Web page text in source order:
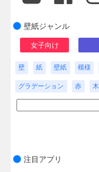
壁紙ジャンル
女子向け
壁 紙 壁紙 模様
グラデーション 赤 木
注目アプリ